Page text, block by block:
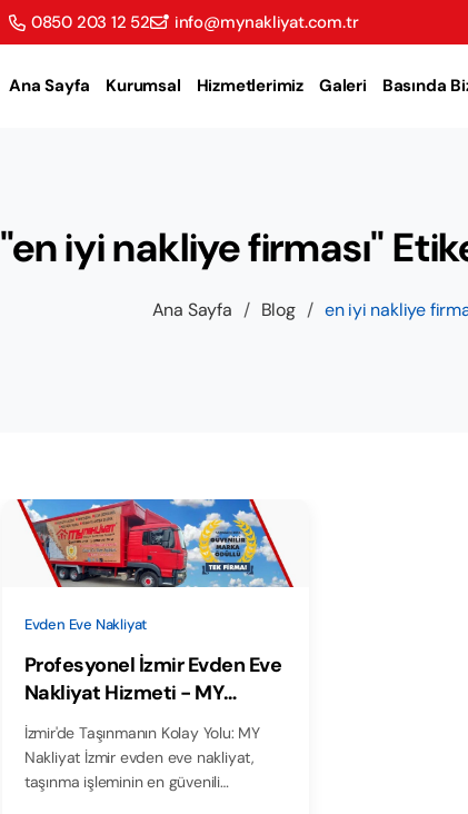
0850 203 12 52 info@mynakliyat.com.tr
Ana Sayfa Kurumsal Hizmetlerimiz Galeri Basında
"en iyi nakliye firması"
Ana Sayfa / Blog / en iyi nakliye
Evden Eve Nakliyat
Profesyonel İzmir Evden Eve
Nakliyat Hizmeti - MY
Nakliyat
İzmir'de Taşınmanın Kolay Yolu: MY
Nakliyat İzmir evden eve nakliyat,
taşınma işleminin en güvenili…